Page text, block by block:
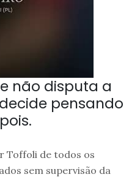
não disputa a
pensando
Toffoli de todos os
sem supervisão da